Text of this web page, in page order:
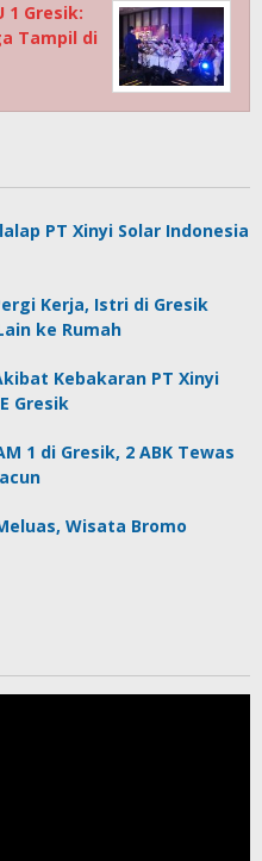
1 Gresik:
Tampil di
PT Xinyi Solar Indonesia
Kerja, Istri di Gresik
ke Rumah
Kebakaran PT Xinyi
Gresik
1 di Gresik, 2 ABK Tewas
Wisata Bromo